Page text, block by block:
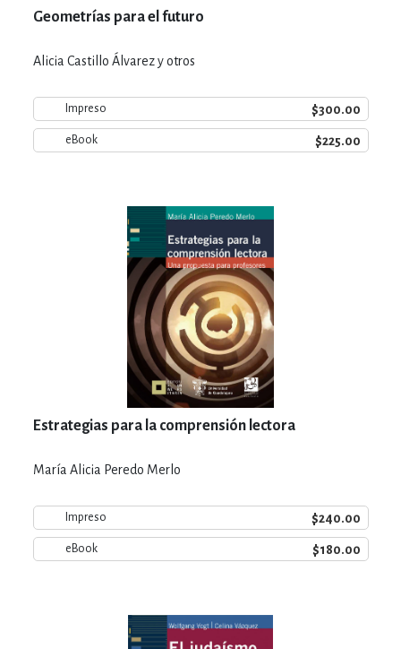
Geometrías para el futuro
Alicia Castillo Álvarez y otros
Impreso $300.00
eBook $225.00
Estrategias para la comprensión lectora
María Alicia Peredo Merlo
Impreso $240.00
eBook $180.00